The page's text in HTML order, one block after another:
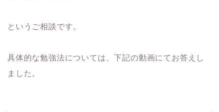
というご相談です。
具体的な勉強法については、下記の動画にてお答えし
ました。